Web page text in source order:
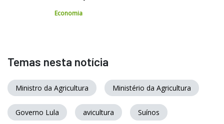
Economia
Temas nesta notícia
Ministro da Agricultura Ministério da Agricultura
Governo Lula avicultura Suínos